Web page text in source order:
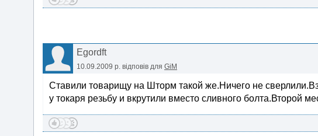
Egordft
10.09.2009 р. відповів для GiM
Ставили товарищу на Шторм такой же.Ничего не
у токаря резьбу и вкрутили вместо сливного болта.Второй